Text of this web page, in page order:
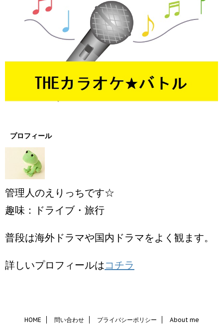
プロフィール
管理人のえりっちです☆
趣味：ドライブ・旅行
普段は海外ドラマや国内ドラマをよく観ます。
詳しいプロフィールはコチラ
HOME 問い合わせ プライバシーポリシー About me